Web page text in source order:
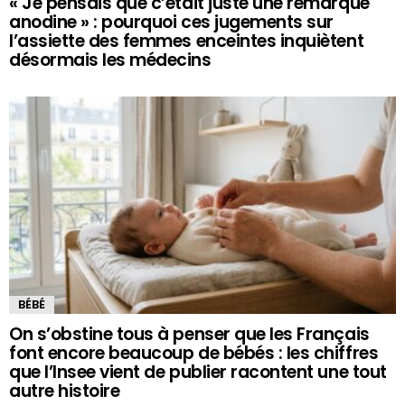
anodine » : pourquoi ces jugements sur
l’assiette des femmes enceintes inquiètent
désormais les médecins
BÉBÉ
On s’obstine tous à penser que les Français
font encore beaucoup de bébés : les chiffres
que l’Insee vient de publier racontent une tout
autre histoire